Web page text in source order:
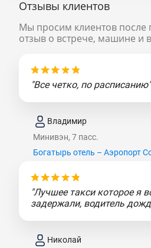
Отзывы клиентов
Мы просим клиентов после
отзыв о встрече, машине и
"Все четко, по расписанию"
Владимир
Минивэн, 7 пасс.
Богатырь отель – Аэропорт
"Лучшее такси которое я
задержали, водитель
Николай